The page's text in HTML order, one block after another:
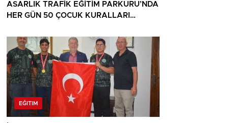
ASARLIK TRAFİK EĞİTİM PARKURU’NDA
HER GÜN 50 ÇOCUK KURALLARI
EĞITIM